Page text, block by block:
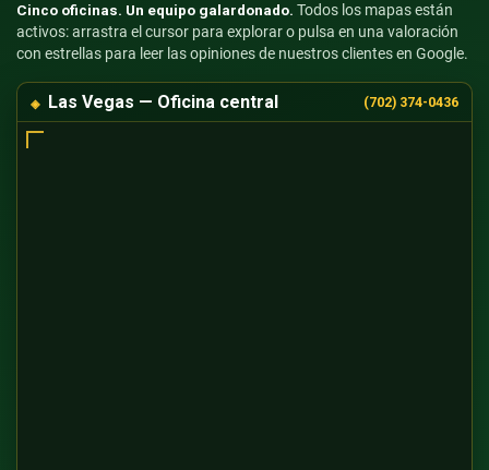
Cinco oficinas. Un equipo galardonado. Todos los mapas están
activos: arrastra el cursor para explorar o pulsa en una valoración
con estrellas para leer las opiniones de nuestros clientes en Google.
Las Vegas — Oficina central (702) 374-0436